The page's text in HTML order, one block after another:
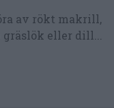
av rökt makrill,
eller dill...